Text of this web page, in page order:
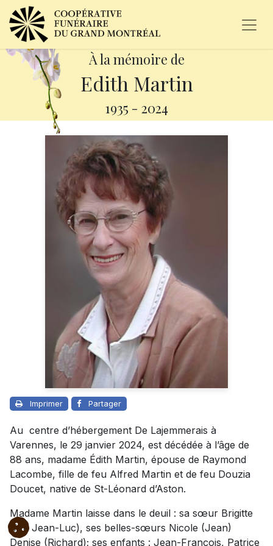
À la mémoire de
Edith Martin
1935 - 2024
Imprimer Partager
Au centre d’hébergement De Lajemmerais à
Varennes, le 29 janvier 2024, est décédée à l’âge de
88 ans, madame Édith Martin, épouse de Raymond
Lacombe, fille de feu Alfred Martin et de feu Douzia
Doucet, native de St-Léonard d’Aston.
Madame Martin laisse dans le deuil : sa sœur Brigitte
(feu Jean-Luc), ses belles-sœurs Nicole (Jean)
Denise (Richard); ses enfants : Jean-François, Patrice